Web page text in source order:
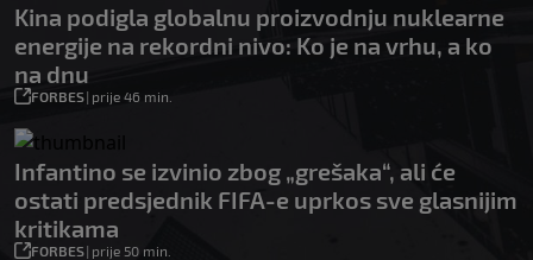
Kina podigla globalnu proizvodnju nuklearne
energije na rekordni nivo: Ko je na vrhu, a ko
na dnu
FORBES| prije 46 min.
Infantino se izvinio zbog „grešaka“, ali će
ostati predsjednik FIFA-e uprkos sve glasnijim
kritikama
FORBES| prije 50 min.